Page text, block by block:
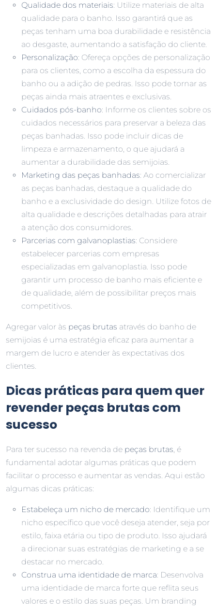
Qualidade dos materiais: Utilize materiais de alta
qualidade para o banho. Isso garantirá que as
peças tenham uma boa durabilidade e resistência
ao desgaste, aumentando a satisfação do cliente.
Personalização: Ofereça opções de personalização
para os clientes, como a escolha da espessura do
banho ou a adição de pedras. Isso pode tornar as
peças ainda mais atraentes e exclusivas.
Cuidados pós-banho: Informe os clientes sobre os
cuidados necessários para preservar a beleza das
peças banhadas. Isso pode incluir dicas de
limpeza e armazenamento, o que ajudará a
aumentar a durabilidade das semijoias.
Marketing das peças banhadas: Ao comercializar
as peças banhadas, destaque a qualidade do
banho e a exclusividade do design. Utilize fotos de
alta qualidade e descrições detalhadas para atrair
a atenção dos consumidores.
Parcerias com galvanoplastias: Considere
estabelecer parcerias com empresas
especializadas em galvanoplastia. Isso pode
garantir um processo de banho mais eficiente e
de qualidade, além de possibilitar preços mais
competitivos.
Agregar valor às peças brutas através do banho de
semijoias é uma estratégia eficaz para aumentar a
margem de lucro e atender às expectativas dos
clientes.
Dicas práticas para quem quer
revender peças brutas com
sucesso
Para ter sucesso na revenda de peças brutas, é
fundamental adotar algumas práticas que podem
facilitar o processo e aumentar as vendas. Aqui estão
algumas dicas práticas:
Estabeleça um nicho de mercado: Identifique um
nicho específico que você deseja atender, seja por
estilo, faixa etária ou tipo de produto. Isso ajudará
a direcionar suas estratégias de marketing e a se
destacar no mercado.
Construa uma identidade de marca: Desenvolva
uma identidade de marca forte que reflita seus
valores e o estilo das suas peças. Um branding